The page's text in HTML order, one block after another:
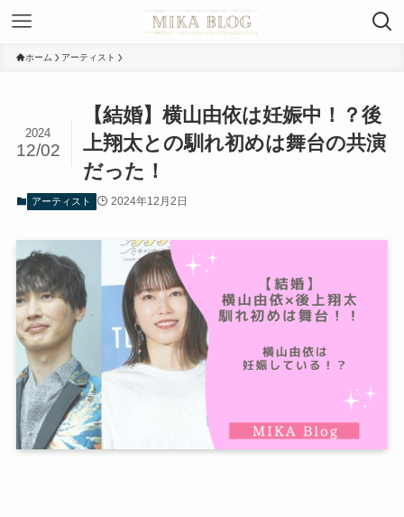
ホーム アーティスト
【結婚】横山由依は妊娠中！？後
上翔太との馴れ初めは舞台の共演
だった！
2024
12/02
アーティスト 2024年12月2日